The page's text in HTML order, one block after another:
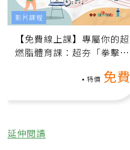
【免費線上課】專屬你的超
燃脂體育課：超夯「拳擊有
特價 免費
影片課程
延伸閱讀